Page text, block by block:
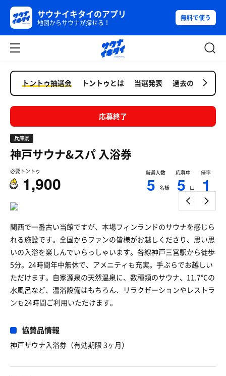
サウナイキタイのアプリ
地図からサウナが探せる！
無料で使う
トントゥ抽選会 トントゥとは 当選発表 過去の抽選会
応募終了
兵庫県
神戸サウナ&スパ入浴券
必要トントゥ
1,900
当選人数
5 名様
応募中
5 口
倍率
1
関西で一番古い当館ですが、本場フィンランドのサウナを感じら
れる施設です。全国からファンの皆様がお越しくださり、思い思
いの入浴を楽しんでいらっしゃいます。各線神戸三宮駅から徒歩
5分。24時間年中無休で、アメニティも充実。手ぶらでお越しい
ただけます。自家源泉の天然温泉に、数種類のサウナ、11.7℃の
水風呂など、温浴設備はもちろん、リラクゼーションやレストラ
ンも24時間ご利用いただけます。
協賛品情報
神戸サウナ入浴券（有効期限 3ヶ月）